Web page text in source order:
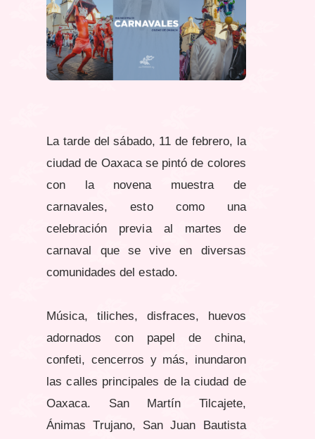
La tarde del sábado, 11 de febrero, la
ciudad de Oaxaca se pintó de colores
con la novena muestra de
carnavales, esto como una
celebración previa al martes de
carnaval que se vive en diversas
comunidades del estado.
Música, tiliches, disfraces, huevos
adornados con papel de china,
confeti, cencerros y más, inundaron
las calles principales de la ciudad de
Oaxaca. San Martín Tilcajete,
Ánimas Trujano, San Juan Bautista